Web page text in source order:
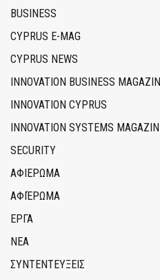
BUSINESS
CYPRUS E-MAG
CYPRUS NEWS
INNOVATION BUSINESS
INNOVATION CYPRUS
INNOVATION SYSTEMS
SECURITY
ΑΦΙΕΡΩΜΑ
ΑΦΙΈΡΩΜΑ
ΕΡΓΑ
ΝΕΑ
ΣΥΝΤΕΝΤΕΥΞΕΙΣ